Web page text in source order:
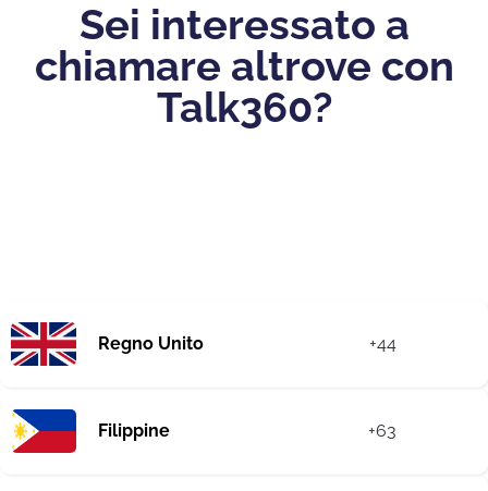
Sei interessato a
chiamare altrove con
Talk360?
Regno Unito +44
Filippine +63